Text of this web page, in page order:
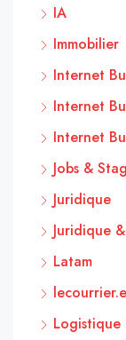
IA
Immobilier
Internet
Internet
Internet
Jobs &
Juridique
Juridique
Latam
Logistique